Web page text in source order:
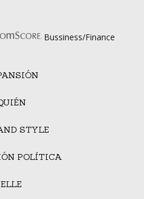
STYLE
POLÍTICA
ELLE
Bussiness/Finance